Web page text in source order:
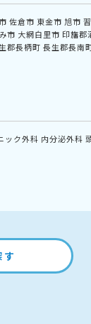
佐倉市 東金市 旭市
市 大網白里市 印旛郡
郡長柄町 長生郡長南
ック外科 内分泌外科